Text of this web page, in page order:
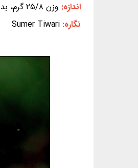
اندازه: وزن ۲۵/۸ گرم، بدن به درازای ۹/۸ سانتی‌متر
نگاره: Sumer Tiwari